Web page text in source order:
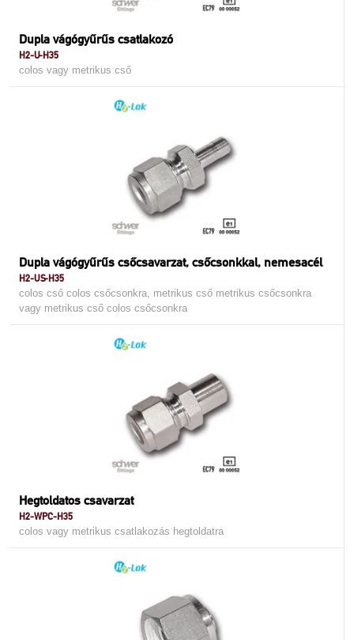
Dupla vágógyűrűs csatlakozó
H2-U-H35
colos vagy metrikus cső
Dupla vágógyűrűs csőcsavarzat, csőcsonkkal, nemesacél
H2-US-H35
colos cső colos csőcsonkra, metrikus cső metrikus csőcsonkra
vagy metrikus cső colos csőcsonkra
Hegtoldatos csavarzat
H2-WPC-H35
colos vagy metrikus csatlakozás hegtoldatra